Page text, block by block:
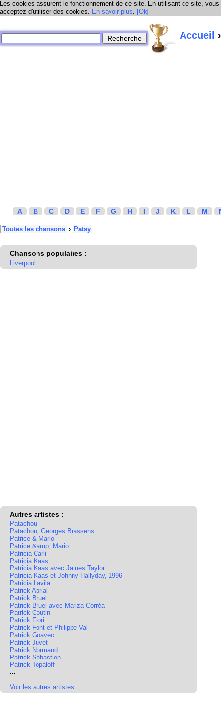
Les cookies assurent le fonctionnement de ce site. En utilisant ce site, vous
acceptez d'utiliser des cookies. En savoir plus. [Ok]
Accueil
A B C D E F G H I J K L M
Toutes les chansons › Patsy
Chansons populaires :
Liverpool
Autres artistes :
Patachou
Patachou, Georges Brassens
Patrice & Mario
Patrice &amp; Mario
Patricia Carli
Patricia Kaas
Patricia Kaas avec James Taylor
Patricia Kaas et Johnny Hallyday, 1996
Patricia Lavila
Patrick Abrial
Patrick Bruel
Patrick Bruel avec Mariza Corréa
Patrick Coutin
Patrick Fiori
Patrick Font et Philippe Val
Patrick Goavec
Patrick Juvet
Patrick Normand
Patrick Sébastien
Patrick Topaloff
...
Voir les autres artistes